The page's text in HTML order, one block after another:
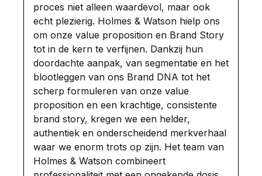
Organizational Strategy
Customers
Customer success stories
Strategy Hub
Blog
Video
proces niet alleen waardevol, maar ook
echt plezierig. Holmes & Watson hielp ons
om onze value proposition en Brand Story
tot in de kern te verfijnen. Dankzij hun
doordachte aanpak, van segmentatie en het
blootleggen van ons Brand DNA tot het
scherp formuleren van onze value
proposition en een krachtige, consistente
brand story, kregen we een helder,
authentiek en onderscheidend merkverhaal
waar we enorm trots op zijn. Het team van
Holmes & Watson combineert